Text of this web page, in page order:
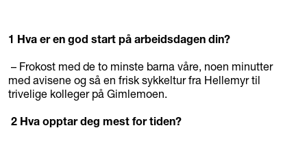
1 Hva er en god start på arbeidsdagen din?
– Frokost med de to minste barna våre, noen minutter
med avisene og så en frisk sykkeltur fra Hellemyr til
trivelige kolleger på Gimlemoen.
2 Hva opptar deg mest for tiden?